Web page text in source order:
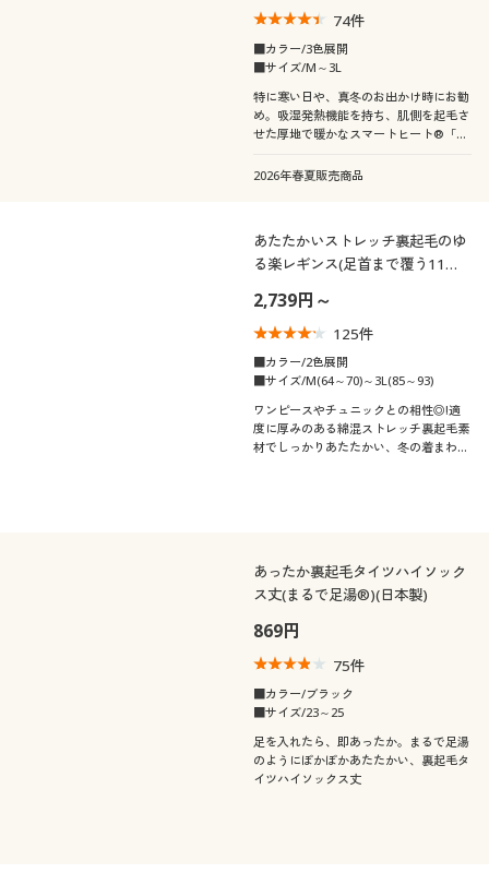
74件
■カラー/3色展開
■サイズ/M～3L
特に寒い日や、真冬のお出かけ時にお勧
め。吸湿発熱機能を持ち、肌側を起毛さ
せた厚地で暖かなスマートヒート®「厚
ートルネックの10分袖。
2026年春夏販売商品
あたたかいストレッチ裏起毛のゆ
る楽レギンス(足首まで覆う11分
2,739円～
125件
■カラー/2色展開
■サイズ/M(64～70)～3L(85～93)
ワンピースやチュニックとの相性◎!適
度に厚みのある綿混ストレッチ裏起毛素
材でしっかりあたたかい、冬の着まわし
あったか裏起毛タイツハイソック
ス丈(まるで足湯®)(日本製)
869円
75件
■カラー/ブラック
■サイズ/23～25
足を入れたら、即あったか。まるで足湯
のようにぽかぽかあたたかい、裏起毛タ
イツハイソックス丈